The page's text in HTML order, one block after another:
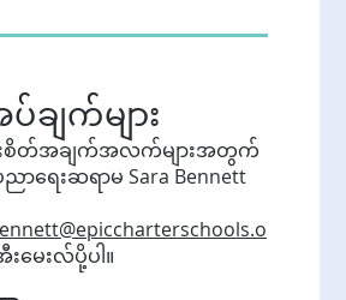
ျက်များ
တ်အချက်အလက်များအတွက်
ရေးဆရာမ Sara Bennett
မေးလ်ပို့ပါ။